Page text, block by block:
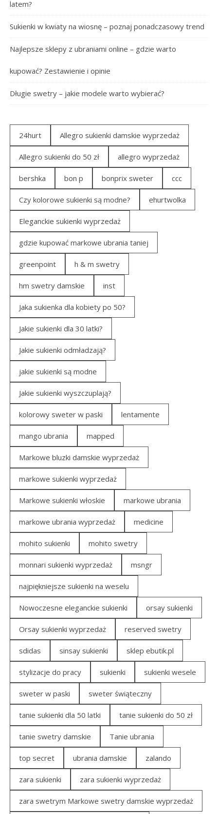
latem?
Sukienki w kwiaty na wiosnę – poznaj ponadczasowy trend
Najlepsze sklepy z ubraniami online – gdzie warto
kupować? Zestawienie i opinie
Długie swetry – jakie modele warto wybierać?
24hurt Allegro sukienki damskie wyprzedaż
Allegro sukienki do 50 zł allegro wyprzedaż
bershka bon p bonprix sweter ccc
Czy kolorowe sukienki są modne? ehurtwolka
Eleganckie sukienki wyprzedaż
gdzie kupować markowe ubrania taniej
greenpoint h & m swetry
hm swetry damskie inst
Jaka sukienka dla kobiety po 50?
Jakie sukienki dla 30 latki?
Jakie sukienki odmładzają?
jakie sukienki są modne
Jakie sukienki wyszczuplają?
kolorowy sweter w paski lentamente
mango ubrania mapped
Markowe bluzki damskie wyprzedaż
markowe sukienki wyprzedaż
Markowe sukienki włoskie markowe ubrania
markowe ubrania wyprzedaż medicine
mohito sukienki mohito swetry
monnari sukienki wyprzedaż msngr
najpiękniejsze sukienki na weselu
Nowoczesne eleganckie sukienki orsay sukienki
Orsay sukienki wyprzedaż reserved swetry
sdidas sinsay sukienki sklep ebutik.pl
stylizacje do pracy sukienki sukienki wesele
sweter w paski sweter świąteczny
tanie sukienki dla 50 latki tanie sukienki do 50 zł
tanie swetry damskie Tanie ubrania
top secret ubrania damskie zalando
zara sukienki zara sukienki wyprzedaż
zara swetrym Markowe swetry damskie wyprzedaż